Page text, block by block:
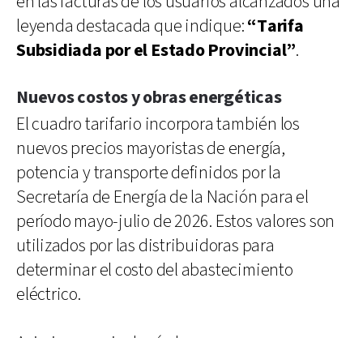
leyenda destacada que indique:“Tarifa
Subsidiada por el Estado Provincial”.
Nuevos costos y obras energéticas
El cuadro tarifario incorpora también los
nuevos precios mayoristas de energía,
potencia y transporte definidos por la
Secretaría de Energía de la Nación para el
período mayo-julio de 2026. Estos valores son
utilizados por las distribuidoras para
determinar el costo del abastecimiento
eléctrico.